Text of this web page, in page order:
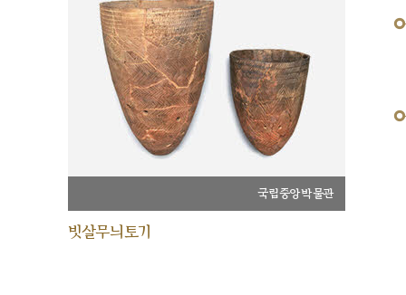
국립중앙박물관
빗살무늬토기